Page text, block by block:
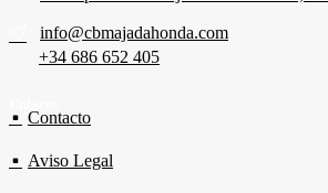
info@cbmajadahonda.com
+34 686 652 405
Contacto
Aviso Legal